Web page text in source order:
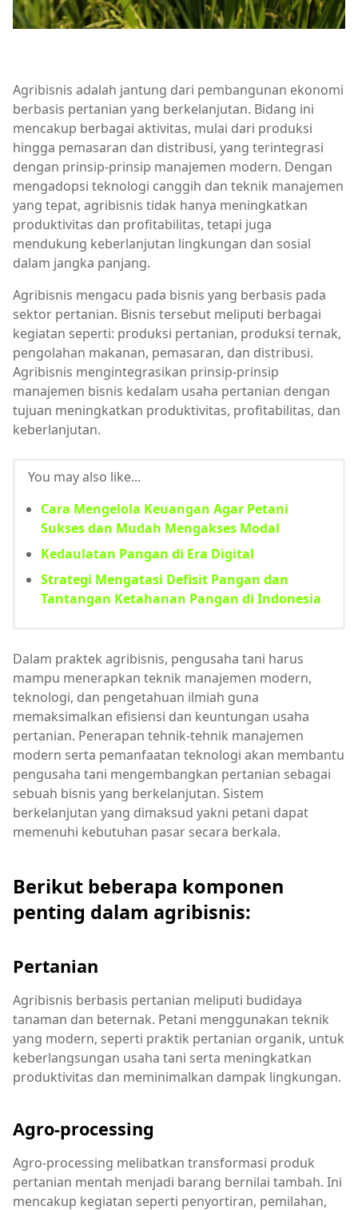
Agribisnis adalah jantung dari pembangunan ekonomi
berbasis pertanian yang berkelanjutan. Bidang ini
mencakup berbagai aktivitas, mulai dari produksi
hingga pemasaran dan distribusi, yang terintegrasi
dengan prinsip-prinsip manajemen modern. Dengan
mengadopsi teknologi canggih dan teknik manajemen
yang tepat, agribisnis tidak hanya meningkatkan
produktivitas dan profitabilitas, tetapi juga
mendukung keberlanjutan lingkungan dan sosial
dalam jangka panjang.
Agribisnis mengacu pada bisnis yang berbasis pada
sektor pertanian. Bisnis tersebut meliputi berbagai
kegiatan seperti: produksi pertanian, produksi ternak,
pengolahan makanan, pemasaran, dan distribusi.
Agribisnis mengintegrasikan prinsip-prinsip
manajemen bisnis kedalam usaha pertanian dengan
tujuan meningkatkan produktivitas, profitabilitas, dan
keberlanjutan.
You may also like...
Cara Mengelola Keuangan Agar Petani
Sukses dan Mudah Mengakses Modal
Kedaulatan Pangan di Era Digital
Strategi Mengatasi Defisit Pangan dan
Tantangan Ketahanan Pangan di Indonesia
Dalam praktek agribisnis, pengusaha tani harus
mampu menerapkan teknik manajemen modern,
teknologi, dan pengetahuan ilmiah guna
memaksimalkan efisiensi dan keuntungan usaha
pertanian. Penerapan tehnik-tehnik manajemen
modern serta pemanfaatan teknologi akan membantu
pengusaha tani mengembangkan pertanian sebagai
sebuah bisnis yang berkelanjutan. Sistem
berkelanjutan yang dimaksud yakni petani dapat
memenuhi kebutuhan pasar secara berkala.
Berikut beberapa komponen
penting dalam agribisnis:
Pertanian
Agribisnis berbasis pertanian meliputi budidaya
tanaman dan beternak. Petani menggunakan teknik
yang modern, seperti praktik pertanian organik, untuk
keberlangsungan usaha tani serta meningkatkan
produktivitas dan meminimalkan dampak lingkungan.
Agro-processing
Agro-processing melibatkan transformasi produk
pertanian mentah menjadi barang bernilai tambah. Ini
mencakup kegiatan seperti penyortiran, pemilahan,